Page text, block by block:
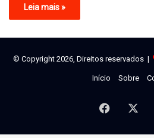
Leia mais »
© Copyright 2026, Direitos reservados |
Início Sobre
Facebook